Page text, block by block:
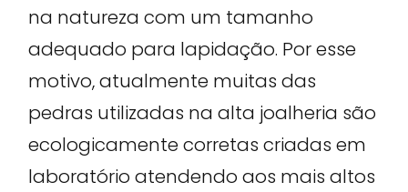
na natureza com um tamanho
adequado para lapidação. Por esse
motivo, atualmente muitas das
pedras utilizadas na alta joalheria são
ecologicamente corretas criadas em
laboratório atendendo aos mais altos